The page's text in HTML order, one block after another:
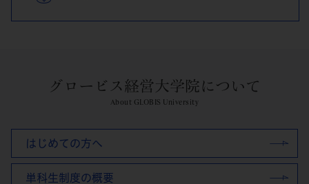
グロービス経営大学院について
About GLOBIS University
はじめての方へ
単科生制度の概要